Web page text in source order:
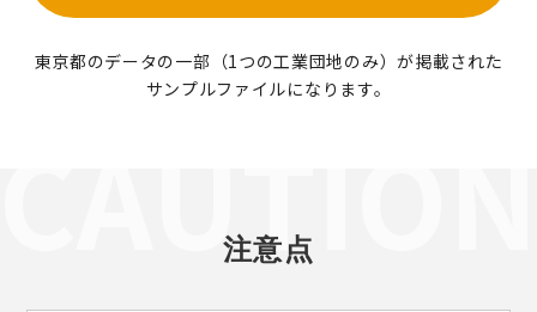
東京都のデータの一部（1つの工業団地のみ）が掲載された
サンプルファイルになります。
注意点